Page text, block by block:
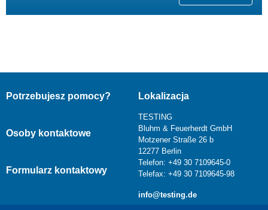
Potrzebujesz pomocy?
Osoby kontaktowe
Formularz kontaktowy
Lokalizacja
TESTING
Bluhm & Feuerherdt GmbH
Motzener Straße 26 b
12277 Berlin
Telefon: +49 30 7109645-0
Telefax: +49 30 7109645-98
info@testing.de